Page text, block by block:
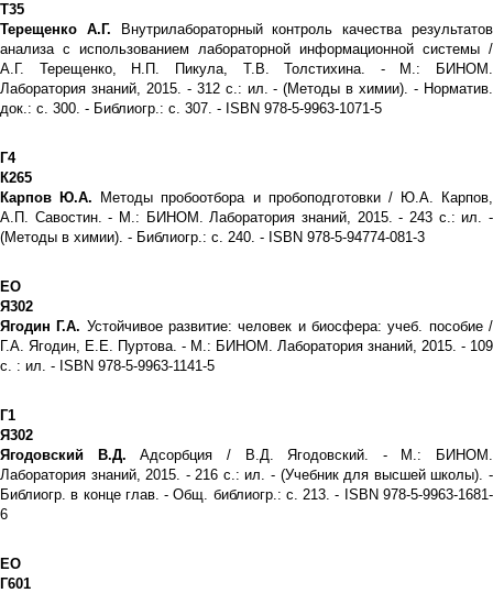
Т35
Терещенко А.Г. Внутрилабораторный контроль качества результатов
анализа с использованием лабораторной информационной системы /
А.Г. Терещенко, Н.П. Пикула, Т.В. Толстихина. - М.: БИНОМ.
Лаборатория знаний, 2015. - 312 с.: ил. - (Методы в химии). - Норматив.
док.: с. 300. - Библиогр.: с. 307. - ISBN 978-5-9963-1071-5
Г4
К265
Карпов Ю.А. Методы пробоотбора и пробоподготовки / Ю.А. Карпов,
А.П. Савостин. - М.: БИНОМ. Лаборатория знаний, 2015. - 243 с.: ил. -
(Методы в химии). - Библиогр.: с. 240. - ISBN 978-5-94774-081-3
ЕО
Я302
Ягодин Г.А. Устойчивое развитие: человек и биосфера: учеб. пособие /
Г.А. Ягодин, Е.Е. Пуртова. - М.: БИНОМ. Лаборатория знаний, 2015. - 109
с. : ил. - ISBN 978-5-9963-1141-5
Г1
Я302
Ягодовский В.Д. Адсорбция / В.Д. Ягодовский. - М.: БИНОМ.
Лаборатория знаний, 2015. - 216 с.: ил. - (Учебник для высшей школы). -
Библиогр. в конце глав. - Общ. библиогр.: с. 213. - ISBN 978-5-9963-1681-
6
ЕО
Г601